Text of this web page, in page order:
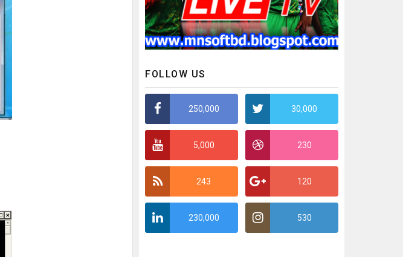
FOLLOW US
250,000 30,000
5,000 230
243 120
230,000 530